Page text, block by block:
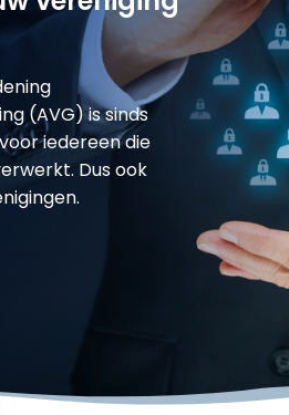
(AVG) is sinds
iedereen die
Dus ook